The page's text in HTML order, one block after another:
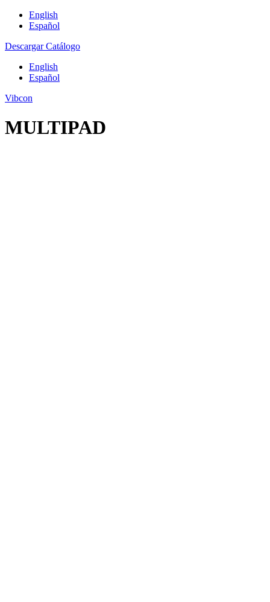
English
Español
Descargar Catálogo
English
Español
Vibcon
MULTIPAD